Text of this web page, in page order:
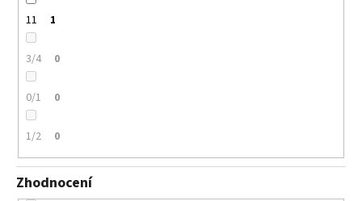
11 1
3/4 0
0/1 0
1/2 0
Zhodnocení